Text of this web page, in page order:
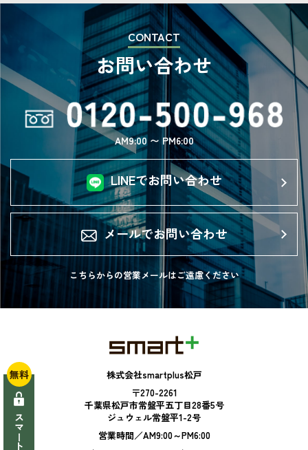
CONTACT
お問い合わせ
AM9:00 〜 PM6:00
LINEでお問い合わせ
メールでお問い合わせ
こちらからの営業メールはご遠慮ください
株式会社smartplus松戸
〒270-2261
千葉県松戸市常盤平五丁目28番5号
ジュウェル常盤平1-2号
営業時間／AM9:00～PM6:00
無料